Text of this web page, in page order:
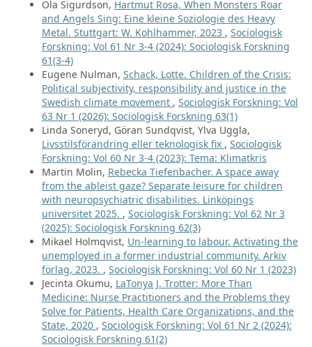
Ola Sigurdson, Hartmut Rosa, When Monsters Roar
and Angels Sing: Eine kleine Soziologie des Heavy
Metal. Stuttgart: W. Kohlhammer, 2023 , Sociologisk
Forskning: Vol 61 Nr 3-4 (2024): Sociologisk Forskning
61(3-4)
Eugene Nulman, Schack, Lotte. Children of the Crisis:
Political subjectivity, responsibility and justice in the
Swedish climate movement , Sociologisk Forskning: Vol
63 Nr 1 (2026): Sociologisk Forskning 63(1)
Linda Soneryd, Göran Sundqvist, Ylva Uggla,
Livsstilsförändring eller teknologisk fix , Sociologisk
Forskning: Vol 60 Nr 3-4 (2023): Tema: Klimatkris
Martin Molin, Rebecka Tiefenbacher. A space away
from the ableist gaze? Separate leisure for children
with neuropsychiatric disabilities. Linköpings
universitet 2025. , Sociologisk Forskning: Vol 62 Nr 3
(2025): Sociologisk Forskning 62(3)
Mikael Holmqvist, Un-learning to labour. Activating the
unemployed in a former industrial community. Arkiv
förlag, 2023. , Sociologisk Forskning: Vol 60 Nr 1 (2023)
Jecinta Okumu, LaTonya J. Trotter: More Than
Medicine: Nurse Practitioners and the Problems they
Solve for Patients, Health Care Organizations, and the
State, 2020 , Sociologisk Forskning: Vol 61 Nr 2 (2024):
Sociologisk Forskning 61(2)